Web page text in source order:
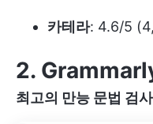
카테라: 4.6/5
2.
최고의 만능 문법 검사